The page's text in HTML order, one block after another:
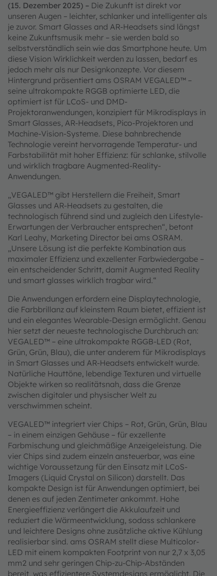
(15. Dezember 2025) – Die Zukunft ist direkt vor
unseren Augen – leichter, schlanker und intelligenter als
je zuvor. Smart Glasses and AR-Headsets sind längst
keine Zukunftsmusik mehr – sie werden bald so
selbstverständlich sein wie das Smartphone heute. Um
diese Vision Wirklichkeit werden zu lassen, bedarf es
jedoch mehr als nur Designkonzepte. Vor diesem
Hintergrund präsentiert ams OSRAM VEGALED™ –
seine ultrakompakte RGGB optimierte LED, die
optimiert ist für LCoS- und DMD-
Projektoranwendungen, konzipiert für Mikrodisplays in
Smart Glasses, AR-Headsets, Pico-Projektoren und
Machine-Vision-Systeme. Diese bahnbrechende
Technologie vereint hervorragende Temperatur- und
Farbstabilität mit hoher Effizienz: für schlanke, stilvolle
und wirklich tragbare Augmented-Reality-
Anwendungen.
„VEGALED™ gibt Herstellern die Freiheit, Smart
Glasses und AR-Headsets zu gestalten, die
technologisch führend sind und zugleich den Lifestyle-
Erwartungen der Verbraucher entsprechen“, betont
Karl Leahy, Marketing Director bei ams OSRAM.
„Unsere Lösung ist die perfekte Kombination aus
maximaler Effizienz und exzellenter Farbwiedergabe –
ein entscheidender Schritt, damit Augmented Reality
und smart glasses wirklich tragbar wird.“
Die Anwendungen erfordern eine Displaytechnologie,
die Farbbrillanz auf kleinstem Raum bietet, effizient ist
und ein elegantes Wearable-Design ermöglicht. Genau
hier setzt der neueste technologische Durchbruch an:
VEGALED™ – eine ultrakompakte RGGB-LED (Rot,
Grün, Grün, Blau), die unter anderem für Mikrodisplays
in Smart Glasses und AR-Headsets entwickelt wurde.
Natürliche Hauttöne, lebendige Texturen und virtuelle
Objekte wirken so realitätsnah, dass die Grenze
zwischen digitaler und physischer Welt zu
verschwimmen scheint.
VEGALED™ integriert vier Chips – Rot, Grün, Grün, Blau
– in einem einzigen Gehäuse – für exzellente
Farbmischung und gleichmäßige Anzeigeleistung. Die
vier Chips sind zudem einzeln ansteuerbar, was eine
wichtige Voraussetzung für den Einsatz mit LCoS-
Imagers (Liquid Crystal on Silicon) darstellt. Das
kompakte Design ist für Anwendungen optimiert, bei
denen es auf jeden Zentimeter ankommt. Hohe
Energieeffizienz verlängert die Akkulaufzeit und
reduziert die Wärmeentwicklung, sodass schlankere
und leichtere Designs ohne zusätzliche aktive Kühlung
realisierbar sind. ams OSRAM stellt diese Multicolor-
LED mit einem kompakten Footprint von nur 2,7 x 3,05
mm2 und sehr geringen Chip-zu-Chip-Abständen
bereit, was effizientere Systemdesigns ermöglicht. Die